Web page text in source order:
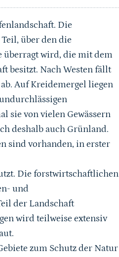
Die
über den die
überragt wird, die mit dem
besitzt. Nach Westen fällt
Auf Kreidemergel liegen
sie von vielen Gewässern
deshalb auch Grünland.
sind vorhanden, in erster
Die forstwirtschaftlichen
und
der Landschaft
wird teilweise extensiv
zum Schutz der Natur